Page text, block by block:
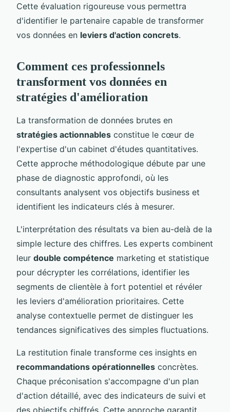
Cette évaluation rigoureuse vous permettra
d'identifier le partenaire capable de transformer
vos données en leviers d'action concrets.
Comment ces professionnels
transforment vos données en
stratégies d'amélioration
La transformation de données brutes en
stratégies actionnables constitue le cœur de
l'expertise d'un cabinet d'études quantitatives.
Cette approche méthodologique débute par une
phase de diagnostic approfondi, où les
consultants analysent vos objectifs business et
identifient les indicateurs clés à mesurer.
L'interprétation des résultats va bien au-delà de la
simple lecture des chiffres. Les experts combinent
leur double compétence marketing et statistique
pour décrypter les corrélations, identifier les
segments de clientèle à fort potentiel et révéler
les leviers d'amélioration prioritaires. Cette
analyse contextuelle permet de distinguer les
tendances significatives des simples fluctuations.
La restitution finale transforme ces insights en
recommandations opérationnelles concrètes.
Chaque préconisation s'accompagne d'un plan
d'action détaillé, avec des indicateurs de suivi et
des objectifs chiffrés. Cette approche garantit